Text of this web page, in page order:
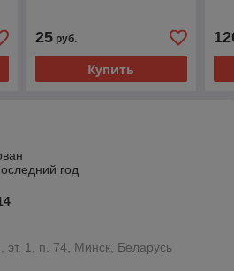
25руб.
Купить
год
эт. 1, п. 74, Минск, Беларусь